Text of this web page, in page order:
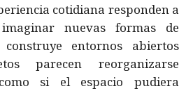
cotidiana responden a
nuevas formas de
entornos abiertos
parecen reorganizarse
como si el espacio pudiera